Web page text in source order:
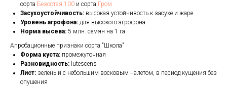
сорта Безостая 100 и сорта Гром
Засухоустойчивость: высокая устойчивость к засухе и жаре
Уровень агрофона: для высокого агрофона
Норма высева: 5 млн. семян на 1 га
Апробационные признаки сорта "Школа"
Форма куста: промежуточная
Разновидность: lutescens
Лист: зеленый с небольшим восковым налетом, в период кущения без
опушения